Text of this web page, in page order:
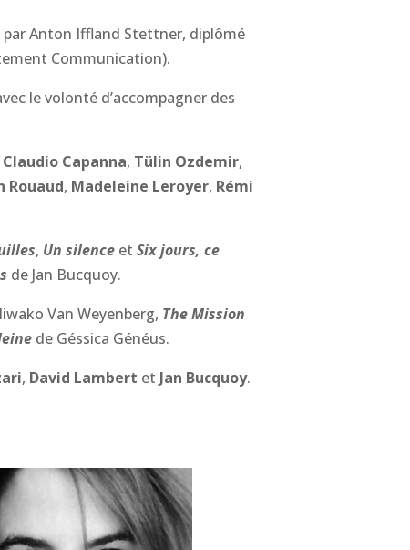
Anton Iffland Stettner, diplômé
Communication).
le volonté d’accompagner des
Claudio Capanna, Tülin Ozdemir,
Rouaud, Madeleine Leroyer, Rémi
, Un silence et Six jours, ce
de Jan Bucquoy.
Van Weyenberg, The Mission
de Géssica Généus.
, David Lambert et Jan Bucquoy.